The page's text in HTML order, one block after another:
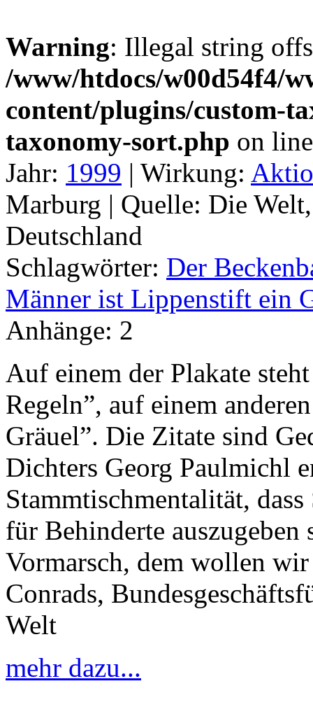
Warning: Illegal string
/www/htdocs/w00d54f4/
content/plugins/custom-
taxonomy-sort.php on
Jahr: 1999 | Wirkung:
Marburg | Quelle: Die
Deutschland
Schlagwörter: Der
Männer ist Lippenstift ein
Anhänge: 2
Auf einem der Plakate
Regeln”, auf einem
Gräuel”. Die Zitate sind
Dichters Georg Paulmichl
Stammtischmentalität,
für Behinderte
Vormarsch, dem wollen
Conrads,
Welt
mehr dazu...